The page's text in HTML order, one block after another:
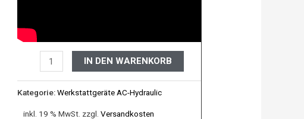
IN DEN WARENKORB
Kategorie:Werkstattgeräte AC-Hydraulic
inkl. 19 % MwSt. zzgl. Versandkosten